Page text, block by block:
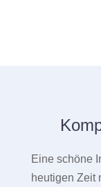
Eine schöne
heutigen Zeit